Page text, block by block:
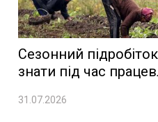
Сезонний
знати під час
31.07.2026